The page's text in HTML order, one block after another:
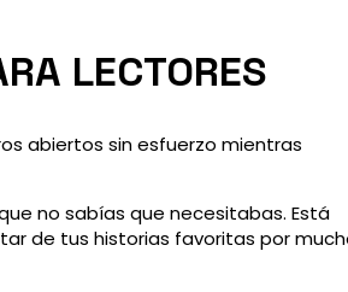
LECTORES
abiertos sin esfuerzo mientras
no sabías que necesitabas. Está
de tus historias favoritas por